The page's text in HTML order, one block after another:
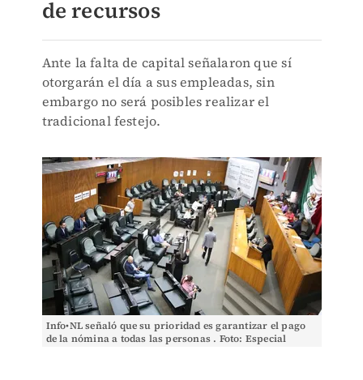
de recursos
Ante la falta de capital señalaron que sí
otorgarán el día a sus empleadas, sin
embargo no será posibles realizar el
tradicional festejo.
Info•NL señaló que su prioridad es garantizar el pago
de la nómina a todas las personas . Foto: Especial